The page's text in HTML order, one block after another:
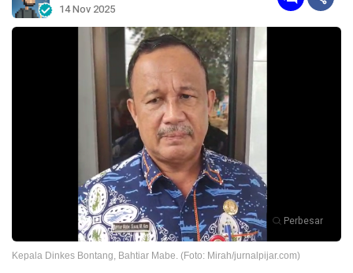
14 Nov 2025
Perbesar
Kepala Dinkes Bontang, Bahtiar Mabe. (Foto: Mirah/jurnalpijar.com)